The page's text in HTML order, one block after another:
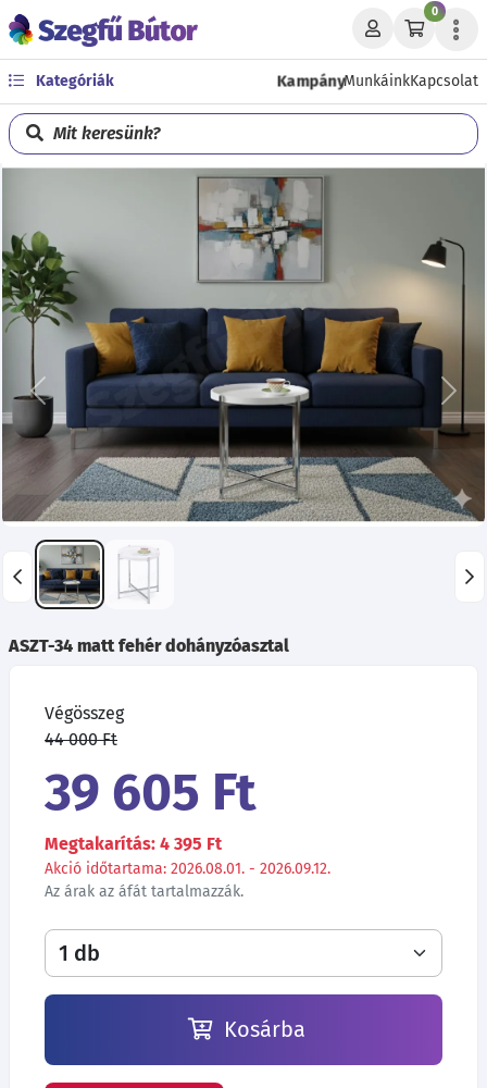
0
Kategóriák KampányMunkáinkKapcsolat
Mit keresünk?
Előző
ASZT-34 matt fehér dohányzóasztal
Végösszeg
44 000 Ft
39 605 Ft
Megtakarítás: 4 395 Ft
Akció időtartama: 2026.08.01. - 2026.09.12.
Az árak az áfát tartalmazzák.
Kosárba